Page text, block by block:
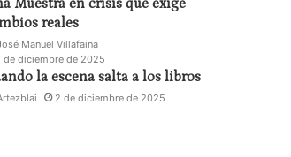
Muestra en crisis que exige
reales
Manuel Villafaina
de diciembre de 2025
la escena salta a los libros
2 de diciembre de 2025